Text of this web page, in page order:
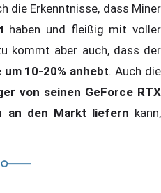
die Erkenntnisse, dass Miner
haben und fleißig mit voller
kommt aber auch, dass der
10-20% anhebt. Auch die
von seinen GeForce RTX
an den Markt liefern kann,